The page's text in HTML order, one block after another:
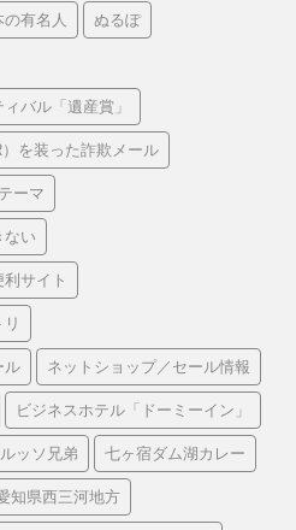
有名人 ぬるぽ
バル「遺産賞」
を装った詐欺メール
ーマ
ない
サイト
ル ネットショップ／セール情報
ビジネスホテル「ドーミーイン」
ルッソ兄弟 七ヶ宿ダム湖カレー
知県西三河地方